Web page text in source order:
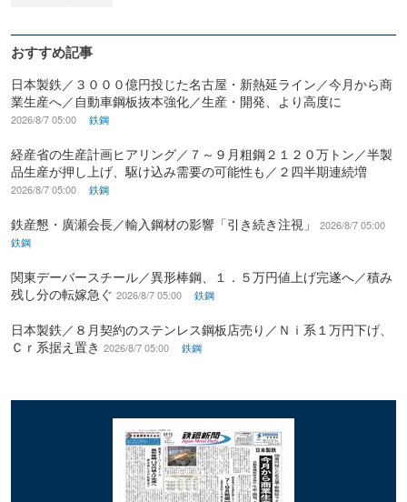
おすすめ記事
日本製鉄／３０００億円投じた名古屋・新熱延ライン／今月から商
業生産へ／自動車鋼板抜本強化／生産・開発、より高度に
2026/8/7 05:00 鉄鋼
経産省の生産計画ヒアリング／７～９月粗鋼２１２０万トン／半製
品生産が押し上げ、駆け込み需要の可能性も／２四半期連続増
2026/8/7 05:00 鉄鋼
鉄産懇・廣瀬会長／輸入鋼材の影響「引き続き注視」
2026/8/7 05:00
鉄鋼
関東デーバースチール／異形棒鋼、１．５万円値上げ完遂へ／積み
残し分の転嫁急ぐ 2026/8/7 05:00 鉄鋼
日本製鉄／８月契約のステンレス鋼板店売り／Ｎｉ系１万円下げ、
Ｃｒ系据え置き 2026/8/7 05:00 鉄鋼